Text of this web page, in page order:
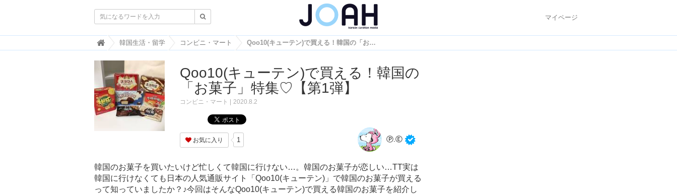
マイページ
韓
国
ト
ン
ド
情
報
・
J
O
韓国生活・留学 コンビニ・マート Qoo10(キューテン)で買える！韓国の「お菓子」特集♡【第1弾】
Qoo10(キューテン)で買える！韓国の
「お菓子」特集♡【第1弾】
コンビニ・マート 2020.8.2
お気に入り 1 Ⓟ.Ⓔ
韓国のお菓子を買いたいけど忙しくて韓国に行けない…。韓国のお菓子が恋しい…TT実は
韓国に行けなくても日本の人気通販サイト「Qoo10(キューテン)」で韓国のお菓子が買える
って知っていましたか？♪今回はそんなQoo10(キューテン)で買える韓国のお菓子を紹介し